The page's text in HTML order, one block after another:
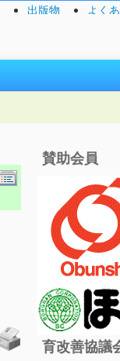
出版物 よく
賛助会員
育改善協議